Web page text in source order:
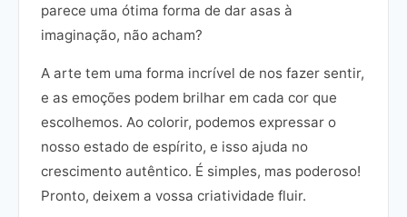
parece uma ótima forma de dar asas à
imaginação, não acham?
A arte tem uma forma incrível de nos fazer sentir,
e as emoções podem brilhar em cada cor que
escolhemos. Ao colorir, podemos expressar o
nosso estado de espírito, e isso ajuda no
crescimento autêntico. É simples, mas poderoso!
Pronto, deixem a vossa criatividade fluir.